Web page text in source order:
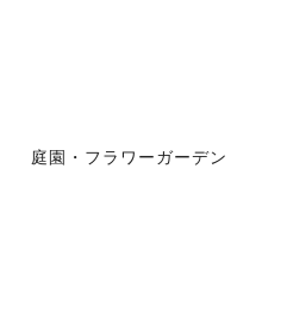
庭園・フラワーガーデン